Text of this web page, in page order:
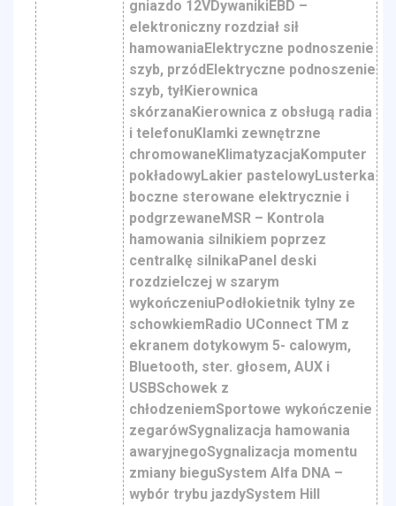
gniazdo 12VDywanikiEBD –
elektroniczny rozdział sił
hamowaniaElektryczne podnoszenie
szyb, przódElektryczne podnoszenie
szyb, tyłKierownica
skórzanaKierownica z obsługą radia
i telefonuKlamki zewnętrzne
chromowaneKlimatyzacjaKomputer
pokładowyLakier pastelowyLusterka
boczne sterowane elektrycznie i
podgrzewaneMSR – Kontrola
hamowania silnikiem poprzez
centralkę silnikaPanel deski
rozdzielczej w szarym
wykończeniuPodłokietnik tylny ze
schowkiemRadio UConnect TM z
ekranem dotykowym 5- calowym,
Bluetooth, ster. głosem, AUX i
USBSchowek z
chłodzeniemSportowe wykończenie
zegarówSygnalizacja hamowania
awaryjnegoSygnalizacja momentu
zmiany bieguSystem Alfa DNA –
wybór trybu jazdySystem Hill